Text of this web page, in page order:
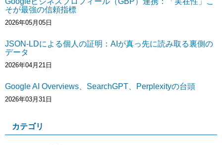
そが最強の信頼指標
2026年05月05日
JSON-LDによる個人の証明：AIが真っ先に読み取る裏側の
データ
2026年04月21日
Google AI Overviews、SearchGPT、Perplexityの台頭
2026年03月31日
カテゴリ